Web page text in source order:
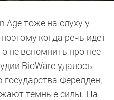
Age тоже на слуху у
когда речь идет
не вспомнить про нее
BioWare удалось
Ферелден,
темные силы. На